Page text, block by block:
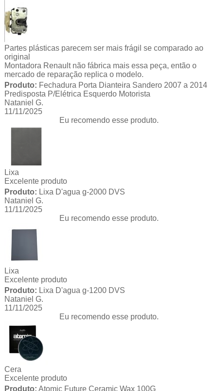
Partes plásticas parecem ser mais frágil se comparado ao
original
Montadora Renault não fábrica mais essa peça, então o
mercado de reparação replica o modelo.
Produto: Fechadura Porta Dianteira Sandero 2007 a 2014
Predisposta P/Elétrica Esquerdo Motorista
Nataniel G.
11/11/2025
Eu recomendo esse produto.
Lixa
Excelente produto
Produto: Lixa D'agua g-2000 DVS
Nataniel G.
11/11/2025
Eu recomendo esse produto.
Lixa
Excelente produto
Produto: Lixa D'agua g-1200 DVS
Nataniel G.
11/11/2025
Eu recomendo esse produto.
Cera
Excelente produto
Produto: Atomic Future Ceramic Wax 100G